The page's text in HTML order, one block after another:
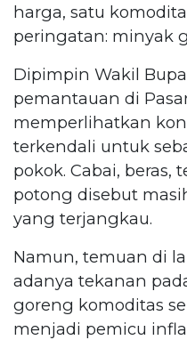
harga, satu
peringatan: minyak
Dipimpin Wakil
pemantauan di
memperlihatkan
terkendali untuk
pokok. Cabai, beras,
potong disebut
yang terjangkau.
Namun, temuan di
adanya tekanan
goreng komoditas
menjadi pemicu